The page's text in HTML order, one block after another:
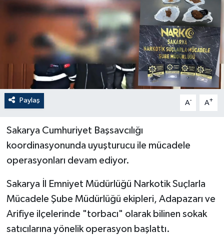
Paylaş A- A+
Sakarya Cumhuriyet Başsavcılığı
koordinasyonunda uyuşturucu ile mücadele
operasyonları devam ediyor.
Sakarya İl Emniyet Müdürlüğü Narkotik Suçlarla
Mücadele Şube Müdürlüğü ekipleri, Adapazarı ve
Arifiye ilçelerinde "torbacı" olarak bilinen sokak
satıcılarına yönelik operasyon başlattı.